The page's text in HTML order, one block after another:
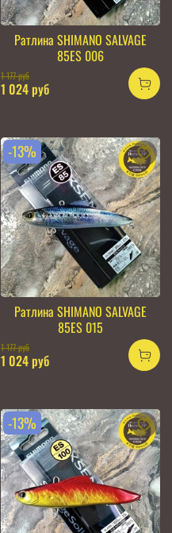
Ратлина SHIMANO SALVAGE
85ES 006
1 177 руб
1 024 руб
-13%
Ратлина SHIMANO SALVAGE
85ES 015
1 177 руб
1 024 руб
-13%